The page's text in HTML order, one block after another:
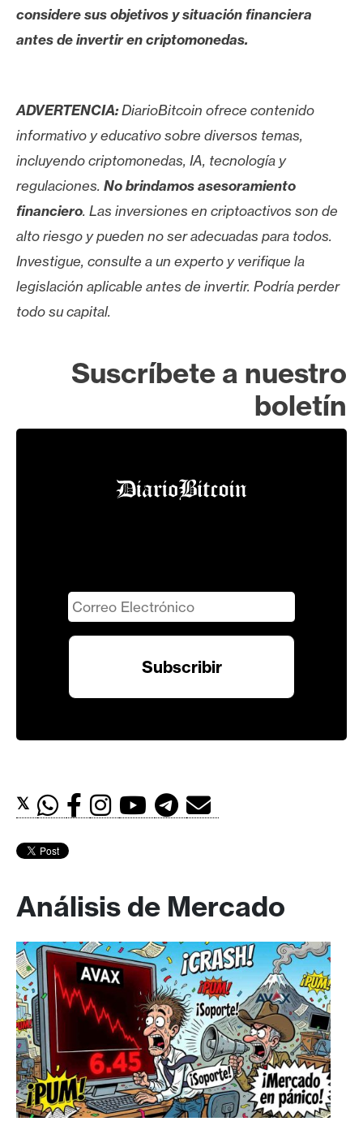
considere sus objetivos y situación financiera
antes de invertir en criptomonedas.
ADVERTENCIA:DiarioBitcoin ofrece contenido
informativo y educativo sobre diversos temas,
incluyendo criptomonedas, IA, tecnología y
regulaciones. No brindamos asesoramiento
financiero. Las inversiones en criptoactivos son de
alto riesgo y pueden no ser adecuadas para todos.
Investigue, consulte a un experto y verifique la
legislación aplicable antes de invertir. Podría perder
todo su capital.
Suscríbete a nuestro
boletín
𝕏
Análisis de Mercado